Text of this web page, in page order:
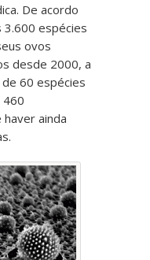
De acordo
espécies
ovos
desde 2000, a
de 60 espécies
460
ainda